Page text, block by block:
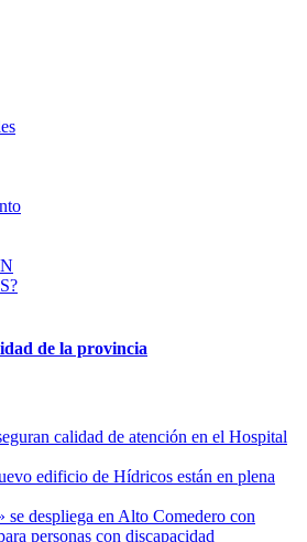
calidad de atención en el Hospital
edificio de Hídricos están en plena
se despliega en Alto Comedero con
personas con discapacidad